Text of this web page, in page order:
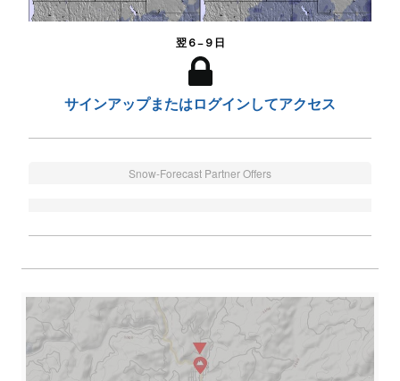
翌６−９日
サインアップまたはログインしてアクセス
Snow-Forecast Partner Offers